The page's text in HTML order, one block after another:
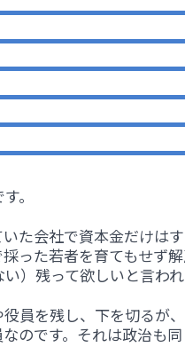
。
た会社で資本金だけは
った若者を育てもせず
）残って欲しいと言わ
員を残し、下を切るが
のです。それは政治も同